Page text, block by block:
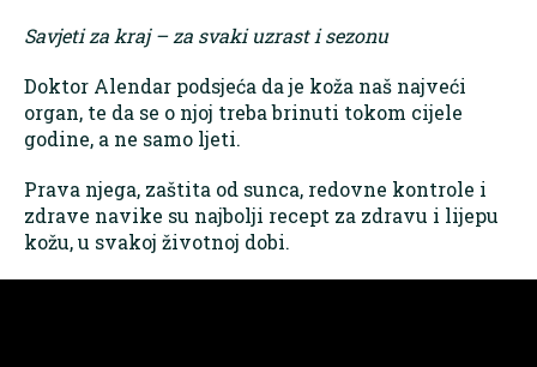
Savjeti za kraj – za svaki uzrast i sezonu
Doktor Alendar podsjeća da je koža naš najveći
organ, te da se o njoj treba brinuti tokom cijele
godine, a ne samo ljeti.
Prava njega, zaštita od sunca, redovne kontrole i
zdrave navike su najbolji recept za zdravu i lijepu
kožu, u svakoj životnoj dobi.